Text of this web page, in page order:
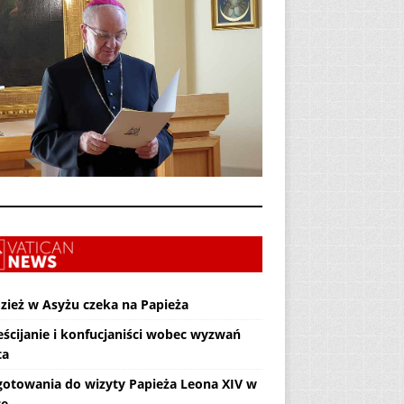
w Asyżu czeka na Papieża
i konfucjaniści wobec wyzwań
do wizyty Papieża Leona XIV w